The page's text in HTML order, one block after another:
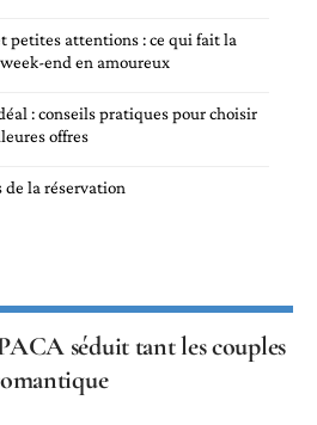
petites attentions : ce qui fait la
end en amoureux
: conseils pratiques pour choisir
offres
de la réservation
séduit tant les couples